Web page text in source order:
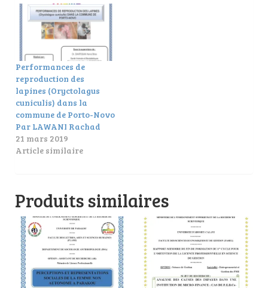
Performances de
reproduction des
lapines (Oryctolagus
cuniculis) dans la
commune de Porto-Novo
Par LAWANI Rachad
21 mars 2019
Article similaire
Produits similaires